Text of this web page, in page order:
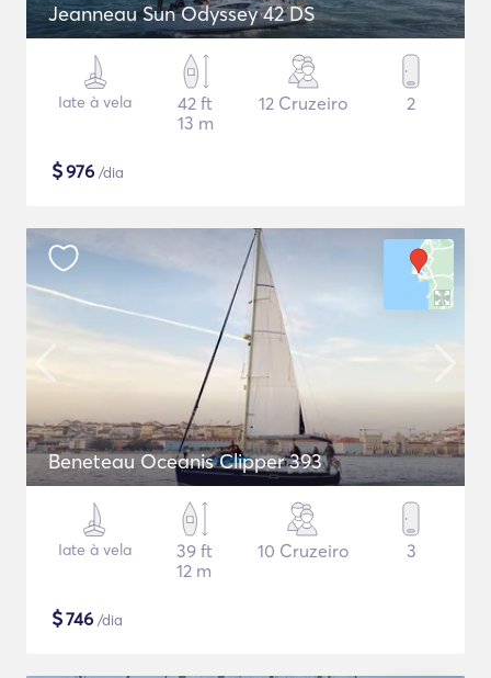
Jeanneau Sun Odyssey 42 DS
Iate à vela
42 ft
13 m
12 Cruzeiro 2
$976 /dia
Beneteau Oceanis Clipper 393
Iate à vela
39 ft
12 m
10 Cruzeiro 3
$746 /dia